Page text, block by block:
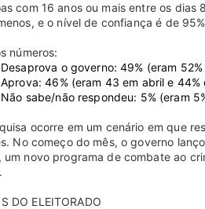
com 16 anos ou mais entre os
e o nível de confiança é de
números:
Desaprova o governo: 49% (eram
Aprova: 46% (eram 43 em abril e 44%
Não sabe/não respondeu: 5% (eram
ocorre em um cenário em que
No começo do mês, o governo
um novo programa de combate ao
DO ELEITORADO